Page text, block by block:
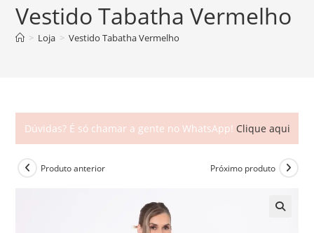
Vestido Tabatha Vermelho
> Loja > Vestido Tabatha Vermelho
Dúvidas? É só chamar a gente no WhatsApp! Clique aqui
Produto anterior Próximo produto